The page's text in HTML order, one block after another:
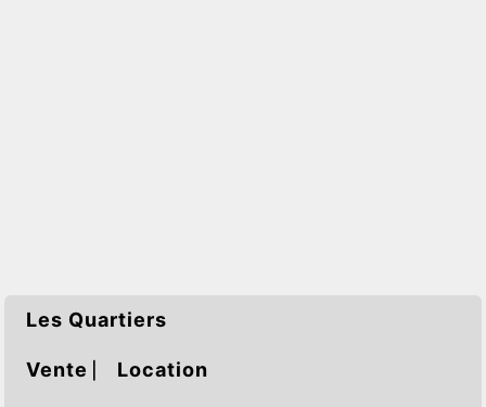
Les Quartiers
Vente ⎸ Location